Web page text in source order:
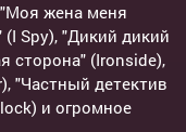
жена меня
Spy), "Дикий дикий
сторона" (Ironside),
"Частный детектив
и огромное